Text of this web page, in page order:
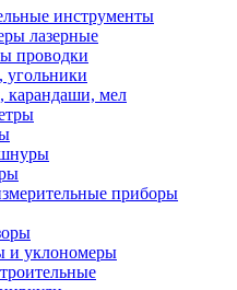
инструменты
лазерные
проводки
карандаши, мел
приборы
и уклономеры